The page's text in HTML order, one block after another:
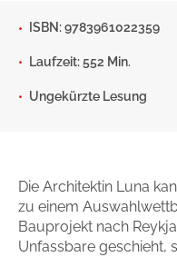
Zum
Zum Titel
ISBN: 9783961022359
Laufzeit: 552 Min.
Ungekürzte Lesung
Die Architektin Luna
zu einem
Bauprojekt nach
Unfassbare geschieht,